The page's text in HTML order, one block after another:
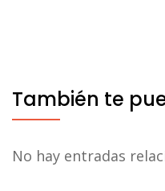
También te
No hay entradas